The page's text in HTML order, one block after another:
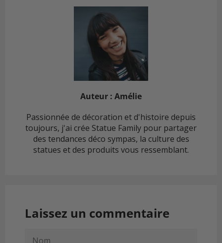
Auteur : Amélie
Passionnée de décoration et d'histoire depuis
toujours, j'ai crée Statue Family pour partager
des tendances déco sympas, la culture des
statues et des produits vous ressemblant.
Laissez un commentaire